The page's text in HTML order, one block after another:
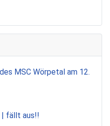
MSC Wörpetal am 12.
| fällt aus!!